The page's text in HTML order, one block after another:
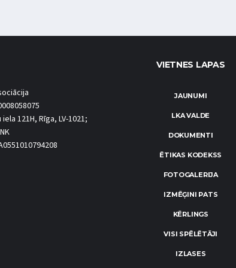
121H, Rīga, LV-1021;
VIETNES LAPAS
JAUNUMI
LKA VALDE
DOKUMENTI
ĒTIKAS KODEKSS
FOTOGALERIJA
IZMĒĢINI PATS
KĒRLINGS
VISI SPĒLĒTĀJI
IZLASES